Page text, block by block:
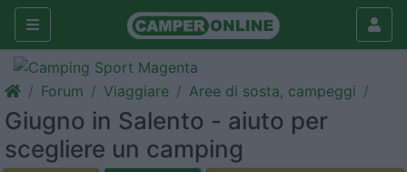
Forum Viaggiare Aree di sosta, campeggi
Giugno in Salento - aiuto per
scegliere un camping